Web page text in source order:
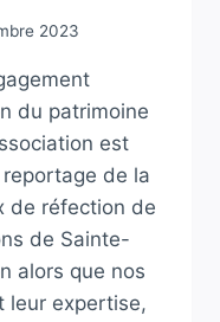
2023
du patrimoine
est
de la
de réfection de
de Sainte-
alors que nos
leur expertise,